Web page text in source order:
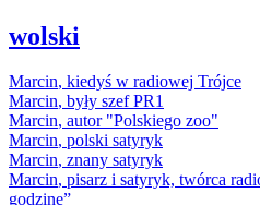
wolski
Marcin, kiedyś w radiowej Trójce
Marcin, były szef PR1
Marcin, autor "Polskiego zoo"
Marcin, polski satyryk
Marcin, znany satyryk
Marcin, pisarz i satyryk, twórca
godzinę”